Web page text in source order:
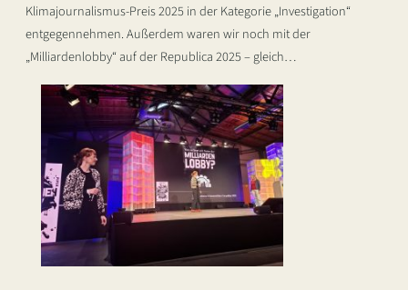
Klimajournalismus-Preis 2025 in der Kategorie „Investigation“
entgegennehmen. Außerdem waren wir noch mit der
„Milliardenlobby“ auf der Republica 2025 – gleich…